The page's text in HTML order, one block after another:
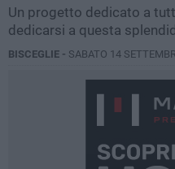
Un progetto dedicato a
dedicarsi a questa
BISCEGLIE - SABATO 14